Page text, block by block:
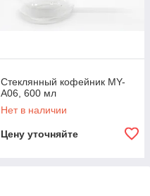
Стеклянный кофейник MY-
A06, 600 мл
Нет в наличии
Цену уточняйте